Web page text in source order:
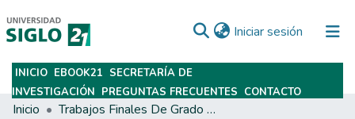
Iniciar sesión (current)
Subir
INICIO EBOOK21 SECRETARÍA DE
INVESTIGACIÓN PREGUNTAS FRECUENTES CONTACTO
Inicio
Trabajos Finales De Grado Y Posgrado